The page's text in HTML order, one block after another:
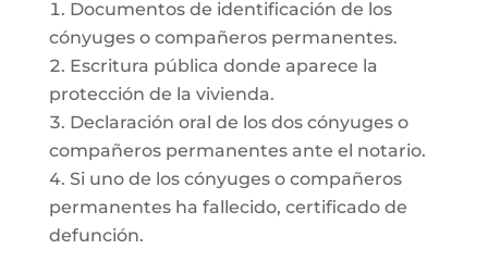
Documentos de identificación de los
cónyuges o compañeros permanentes.
Escritura pública donde aparece la
protección de la vivienda.
Declaración oral de los dos cónyuges o
compañeros permanentes ante el notario.
Si uno de los cónyuges o compañeros
permanentes ha fallecido, certificado de
defunción.